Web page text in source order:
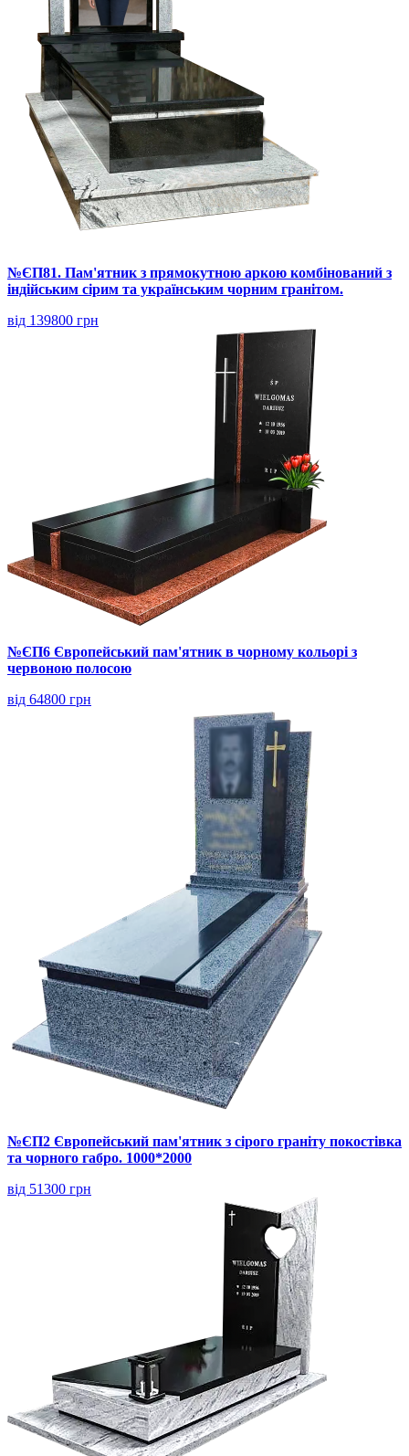
№ЄП81. Пам'ятник з прямокутною аркою комбінований з
індійським сірим та українським чорним гранітом.
від 139800 грн
№ЄП6 Європейський пам'ятник в чорному кольорі з
червоною полосою
від 64800 грн
№ЄП2 Європейський пам'ятник з сірого граніту покостівка
та чорного габро. 1000*2000
від 51300 грн